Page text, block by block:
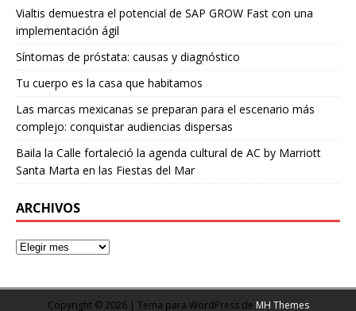
Vialtis demuestra el potencial de SAP GROW Fast con una
implementación ágil
Síntomas de próstata: causas y diagnóstico
Tu cuerpo es la casa que habitamos
Las marcas mexicanas se preparan para el escenario más
complejo: conquistar audiencias dispersas
Baila la Calle fortaleció la agenda cultural de AC by Marriott
Santa Marta en las Fiestas del Mar
ARCHIVOS
Copyright © 2026 | Tema para WordPress de MH Themes